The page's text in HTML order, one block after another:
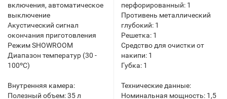
включения, автоматическое
выключение
Акустический сигнал
окончания приготовления
Режим SHOWROOM
Диапазон температур (30 -
100ºС)
Внутренняя камера:
Полезный объем: 35 л
перфорированный: 1
Противень металлический
глубокий: 1
Решетка: 1
Средство для очистки от
накипи: 1
Губка: 1
Технические данные:
Номинальная мощность: 1,5